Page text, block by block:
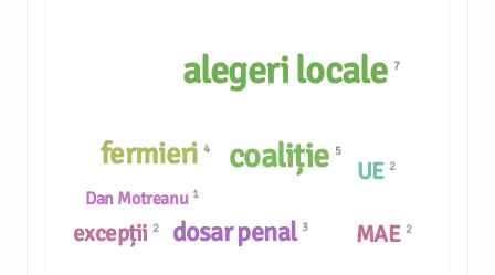
Dan Motreanu 1
excepții 2
fermieri 4
alegeri locale7
UE 2
MAE 2
dosar penal 3
coaliție 5